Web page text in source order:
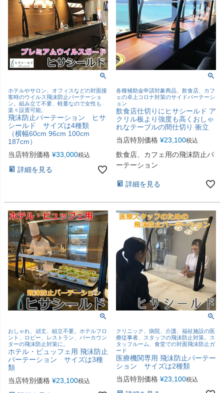
ホテルやサロン、オフィスなどの対面接
客時のウイルス飛沫防止パーテーショ
ン。組み立て不要、軽量なので女性も
楽々設置可能。
飛沫防止パーテーション ヒサ
シールド サイズは4種類
（横幅60cm 96cm 100cm
187cm）
当店特別価格 ¥33,000税込
詳細を見る
各種補助金申請対象商品、飲食店、カフ
ェの卓上コロナ対策のサイドパーテーシ
ョン
飲食店仕切りにヒサシールド ア
クリル板より強度も高くおしゃ
れなテーブルの間仕切り 衝立
当店特別価格 ¥23,100税込
飲食店、カフェ用の飛沫防止パ
ーテーション
詳細を見る
おしゃれ、頑丈、組立不要。ホテルフロ
ント、ロビー、レストラン、バーカウン
ターの飛沫防止対策に。
ホテル・ビュッフェ用 飛沫防止
パーテーション サイズは3種
類
当店特別価格 ¥23,100税込
クリニック、病院、介護、福祉施設の医
療従事者、スタッフの飛沫防止対策。ス
タッフルーム、食堂での対面飛沫防止ガ
ード
医療機関専用 飛沫防止パーテー
ション サイズは2種類
当店特別価格 ¥23,100税込